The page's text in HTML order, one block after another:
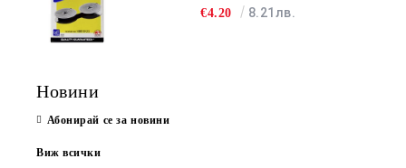
€4.20
8.21лв.
Новини
Абонирай се за новини
Виж всички